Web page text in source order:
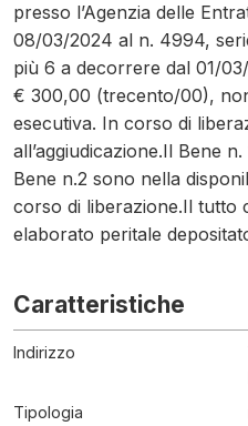
presso l’Agenzia delle
08/03/2024 al n. 4994,
più 6 a decorrere dal 01/
€ 300,00 (trecento/00),
esecutiva. In corso di
all’aggiudicazione.Il Bene
Bene n.2 sono nella
corso di liberazione.Il tutto
elaborato peritale
Caratteristiche
Indirizzo
Tipologia